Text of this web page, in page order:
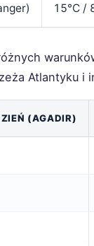
15°C /
Atlantyku i
(AGADIR)